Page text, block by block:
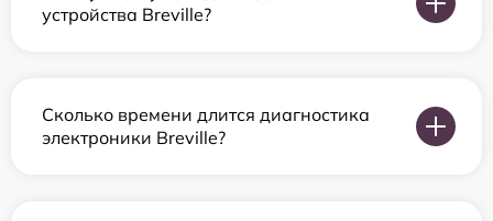
устройства Breville?
Сколько времени длится диагностика
электроники Breville?